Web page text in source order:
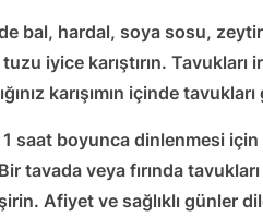
bal, hardal, soya sosu,
iyice karıştırın.
karışımın içinde
1 saat boyunca dinlenmesi
tavada veya fırında
Afiyet ve sağlıklı günler